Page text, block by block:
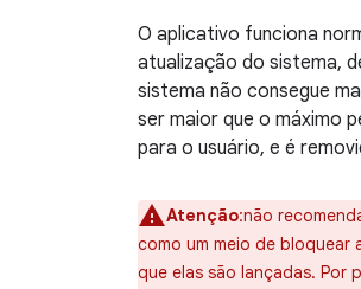
O aplicativo funciona
atualização do sistema,
sistema não consegue
ser maior que o máximo
para o usuário, e é
Atenção:não
como um meio de bloquear
que elas são lançadas. Por